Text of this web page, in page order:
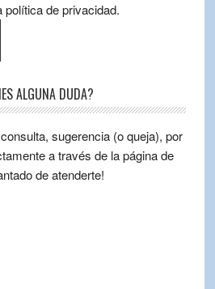
de privacidad.
ALGUNA DUDA?
sugerencia (o queja), por
a través de la página de
de atenderte!